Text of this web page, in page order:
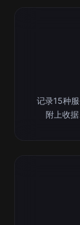
记录15种
附上收